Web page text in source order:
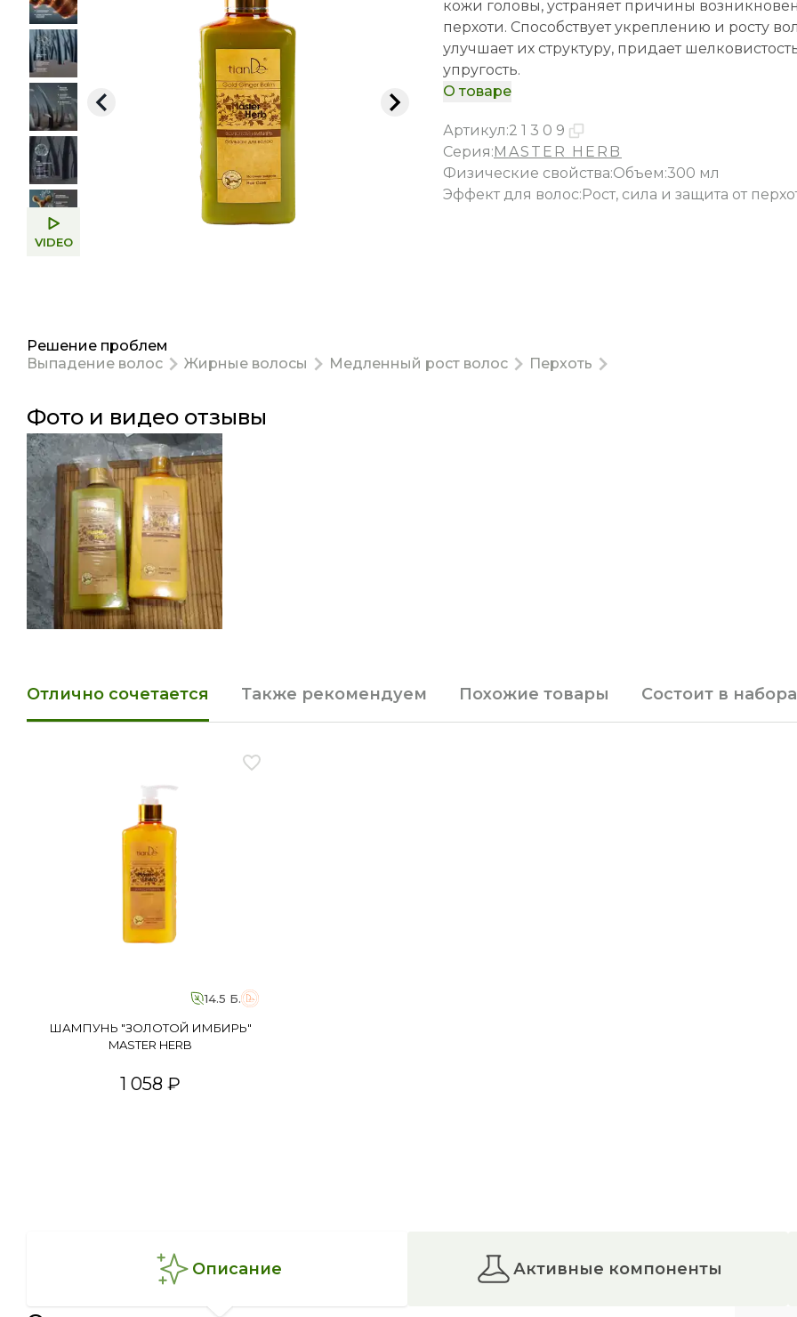
VIDEO
кожи головы, устраняет причины
перхоти. Способствует укреплению и росту
улучшает их структуру, придает
упругость.
О товаре
Артикул:21309
Серия:MASTER HERB
Физические свойства:Объем:300 мл
Эффект для волос:Рост, сила и защита от
Решение проблем
Выпадение волос
Жирные волосы Медленный рост волос Перхоть
фото и видео отзывы
Отлично сочетается Также рекомендуем Похожие товары Состоит в
14.5 Б.
ШАМПУНЬ "ЗОЛОТОЙ ИМБИРЬ"
MASTER HERB
1 058 ₽
описание активные компоненты